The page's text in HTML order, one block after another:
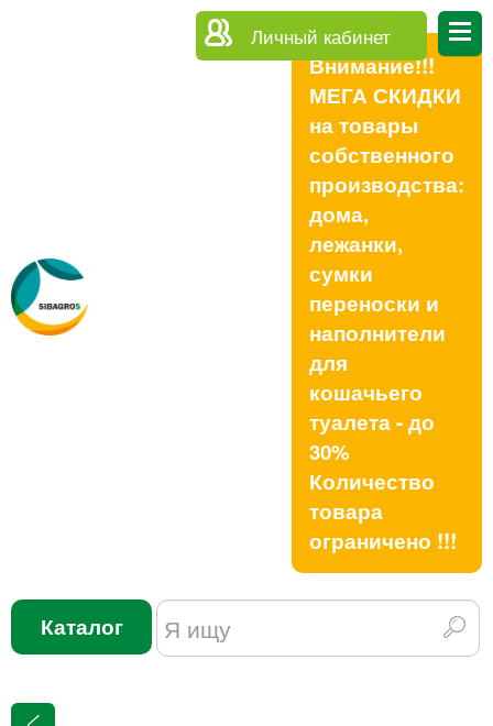
Личный кабинет
Внимание!!!
МЕГА СКИДКИ
на товары
собственного
производства:
дома,
лежанки,
сумки
переноски и
наполнители
для
кошачьего
туалета - до
30%
Количество
товара
ограничено !!!
Каталог